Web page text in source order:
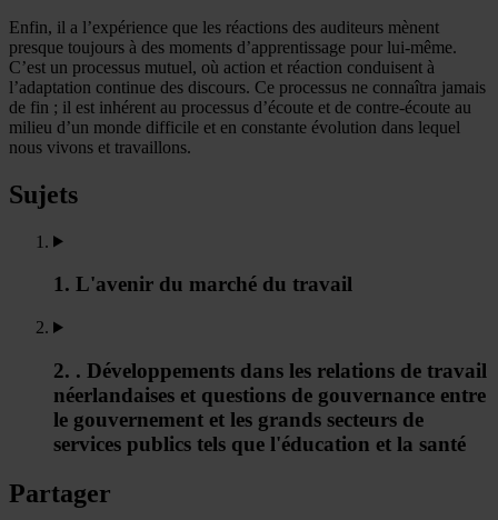
Enfin, il a l’expérience que les réactions des auditeurs mènent
presque toujours à des moments d’apprentissage pour lui-même.
C’est un processus mutuel, où action et réaction conduisent à
l’adaptation continue des discours. Ce processus ne connaîtra jamais
de fin ; il est inhérent au processus d’écoute et de contre-écoute au
milieu d’un monde difficile et en constante évolution dans lequel
nous vivons et travaillons.
Sujets
1. L'avenir du marché du travail
2. . Développements dans les relations de travail
néerlandaises et questions de gouvernance entre
le gouvernement et les grands secteurs de
services publics tels que l'éducation et la santé
Partager